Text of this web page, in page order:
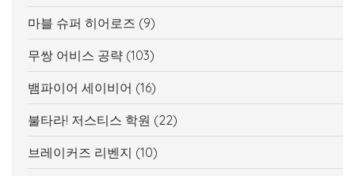
마블 슈퍼 히어로즈 (9)
무쌍 어비스 공략 (103)
뱀파이어 세이비어 (16)
불타라! 저스티스 학원 (22)
브레이커즈 리벤지 (10)